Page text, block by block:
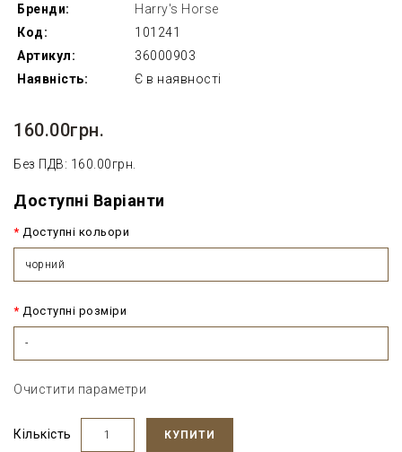
Бренди:
Harry's Horse
Код:
101241
Артикул:
36000903
Наявність:
Є в наявності
160.00грн.
Без ПДВ: 160.00грн.
Доступні Варіанти
Доступні кольори
чорний
Доступні розміри
-
Очистити параметри
Кількість КУПИТИ